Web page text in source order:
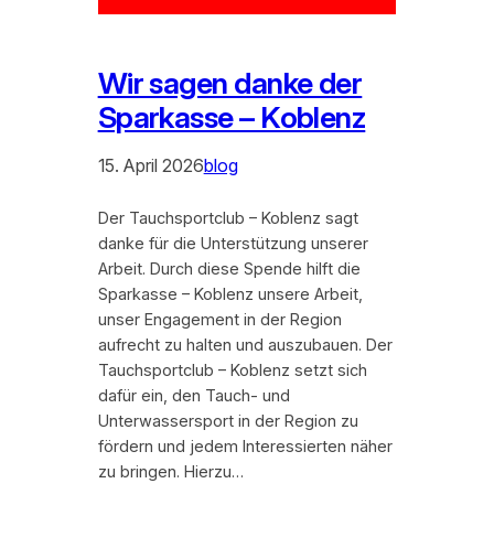
Wir sagen danke der
Sparkasse – Koblenz
15. April 2026blog
Der Tauchsportclub – Koblenz sagt
danke für die Unterstützung unserer
Arbeit. Durch diese Spende hilft die
Sparkasse – Koblenz unsere Arbeit,
unser Engagement in der Region
aufrecht zu halten und auszubauen. Der
Tauchsportclub – Koblenz setzt sich
dafür ein, den Tauch- und
Unterwassersport in der Region zu
fördern und jedem Interessierten näher
zu bringen. Hierzu…